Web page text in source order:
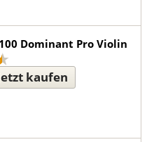
Dominant Pro Violin
kaufen